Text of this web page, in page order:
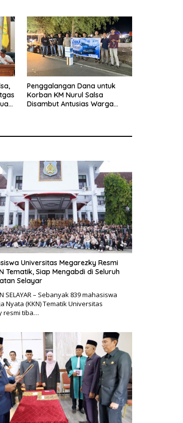
Penggalangan Dana untuk
Korban KM Nurul Salsa
Disambut Antusias Warga
Universitas Megarezky Resmi
Tematik, Siap Mengabdi di Seluruh
Selayar
SELAYAR – Sebanyak 839 mahasiswa
Nyata (KKN) Tematik Universitas
resmi tiba…